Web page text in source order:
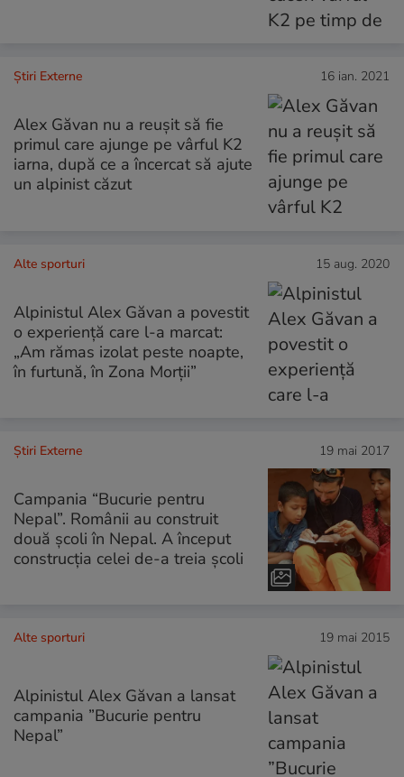
Știri Externe 16 ian. 2021
Alex Găvan nu a reuşit să fie
primul care ajunge pe vârful K2
iarna, după ce a încercat să ajute
un alpinist căzut
Alte sporturi 15 aug. 2020
Alpinistul Alex Găvan a povestit
o experiență care l-a marcat:
„Am rămas izolat peste noapte,
în furtună, în Zona Morții”
Știri Externe 19 mai 2017
Campania “Bucurie pentru
Nepal”. Românii au construit
două școli în Nepal. A început
construcția celei de-a treia școli
Alte sporturi 19 mai 2015
Alpinistul Alex Găvan a lansat
campania ”Bucurie pentru
Nepal”